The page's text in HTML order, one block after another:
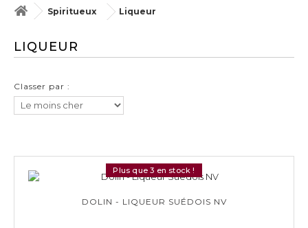
Spiritueux Liqueur
LIQUEUR
Classer par :
Plus que 3 en stock !
DOLIN - LIQUEUR SUÉDOIS NV